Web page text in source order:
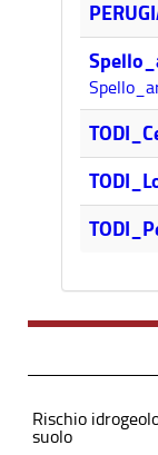
Rischio
suolo